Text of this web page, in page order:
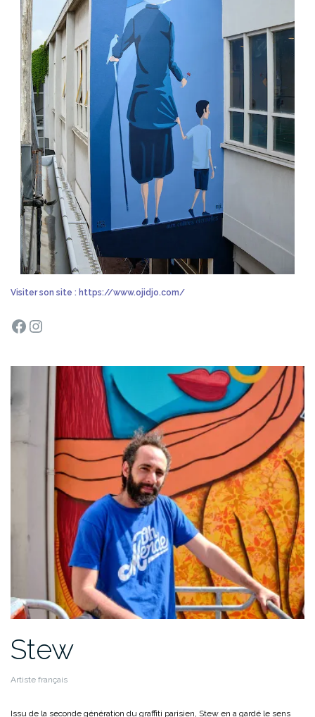
Visiter son site : https://www.ojidjo.com/
Facebook
Instagram
Stew
Artiste français
Issu de la seconde génération du graffiti parisien, Stew en a gardé le sens